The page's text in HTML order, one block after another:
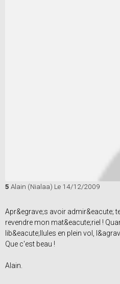
5 Alain (Nialaa) Le 14/12/2009
Apr&egrave;s avoir admir&eacute;
revendre mon mat&eacute;riel !
lib&eacute;llules en plein vol,
Que c'est beau !
Alain.